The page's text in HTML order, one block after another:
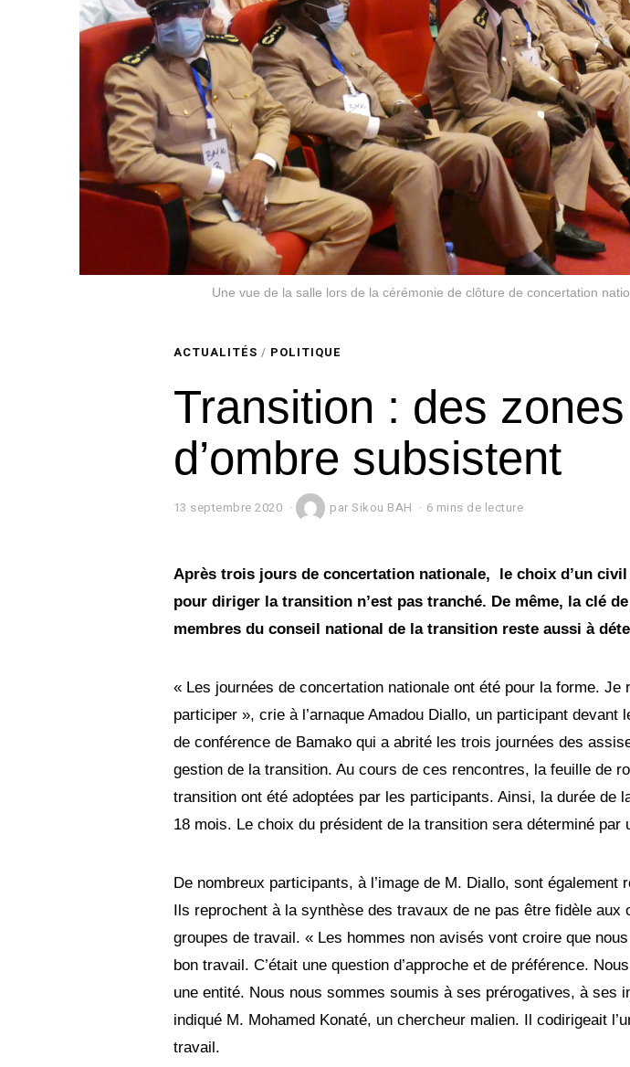
Une vue de la salle lors de la cérémonie de clôture de concertation
ACTUALITÉS / POLITIQUE
Transition : des zones
d’ombre subsistent
13 septembre 2020
p
e
m
b
2
2
0
par Sikou BAH 6 mins de lecture
Après trois jours de concertation nationale, le choix d’un civil
pour diriger la transition n’est pas tranché. De même, la clé
membres du conseil national de la transition reste aussi à
« Les journées de concertation nationale ont été pour la forme. Je
participer », crie à l’arnaque Amadou Diallo, un participant devant
de conférence de Bamako qui a abrité les trois journées des
gestion de la transition. Au cours de ces rencontres, la feuille de
transition ont été adoptées par les participants. Ainsi, la durée de
18 mois. Le choix du président de la transition sera déterminé par
De nombreux participants, à l’image de M. Diallo, sont également
Ils reprochent à la synthèse des travaux de ne pas être fidèle aux
groupes de travail. « Les hommes non avisés vont croire que
bon travail. C’était une question d’approche et de préférence.
une entité. Nous nous sommes soumis à ses prérogatives, à ses
indiqué M. Mohamed Konaté, un chercheur malien. Il codirigeait
travail.